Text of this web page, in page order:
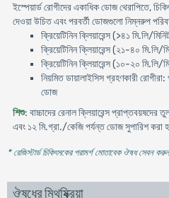
ইস্পেয়ার্ড রোগীদের একাধিক ডোজ থেরাপিতে,
দেওয়া উচিত এবং পরবর্তী ডোজগুলো নিম্নরুপ
ক্রিয়েটিনিন ক্লিয়ারেন্স (>৪১ মি.লি/
ক্রিয়েটিনিন ক্লিয়ারেন্স (২১-৪০ মি.লি/
ক্রিয়েটিনিন ক্লিয়ারেন্স (১০-২০ মি.লি/
নিয়মিত ডায়ালাইসিস গ্রহণকারী
ডোজ
শিশু: বাচ্চাদের রেনাল ক্লিয়ারেন্স
এবং ১২ মি.গ্রা./কেজি পর্যন্ত ডোজ সুপারিশ করা
* রেজিস্টার্ড চিকিৎসকের পরামর্শ মোতাবেক ঔষধ সেবন করুন
ঔষধের মিথষ্ক্রিয়া